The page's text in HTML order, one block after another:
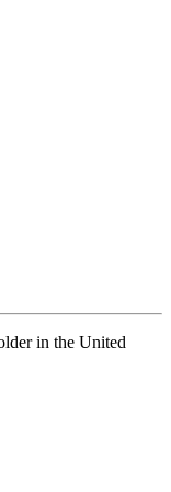
in the United